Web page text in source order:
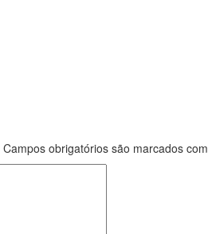
Campos obrigatórios são marcados com